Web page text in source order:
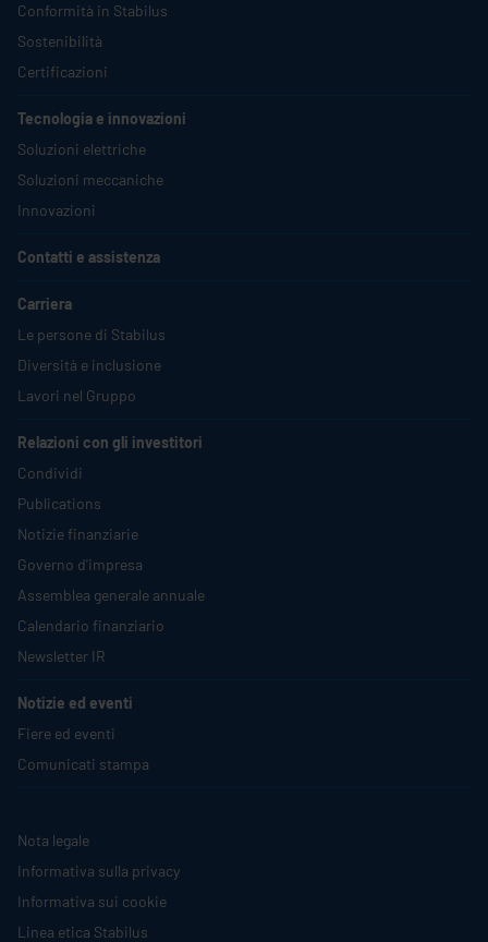
Conformità in Stabilus
Sostenibilità
Certificazioni
Tecnologia e innovazioni
Soluzioni elettriche
Soluzioni meccaniche
Innovazioni
Contatti e assistenza
Carriera
Le persone di Stabilus
Diversità e inclusione
Lavori nel Gruppo
Relazioni con gli investitori
Condividi
Publications
Notizie finanziarie
Governo d'impresa
Assemblea generale annuale
Calendario finanziario
Newsletter IR
Notizie ed eventi
Fiere ed eventi
Comunicati stampa
Nota legale
Informativa sulla privacy
Informativa sui cookie
Linea etica Stabilus